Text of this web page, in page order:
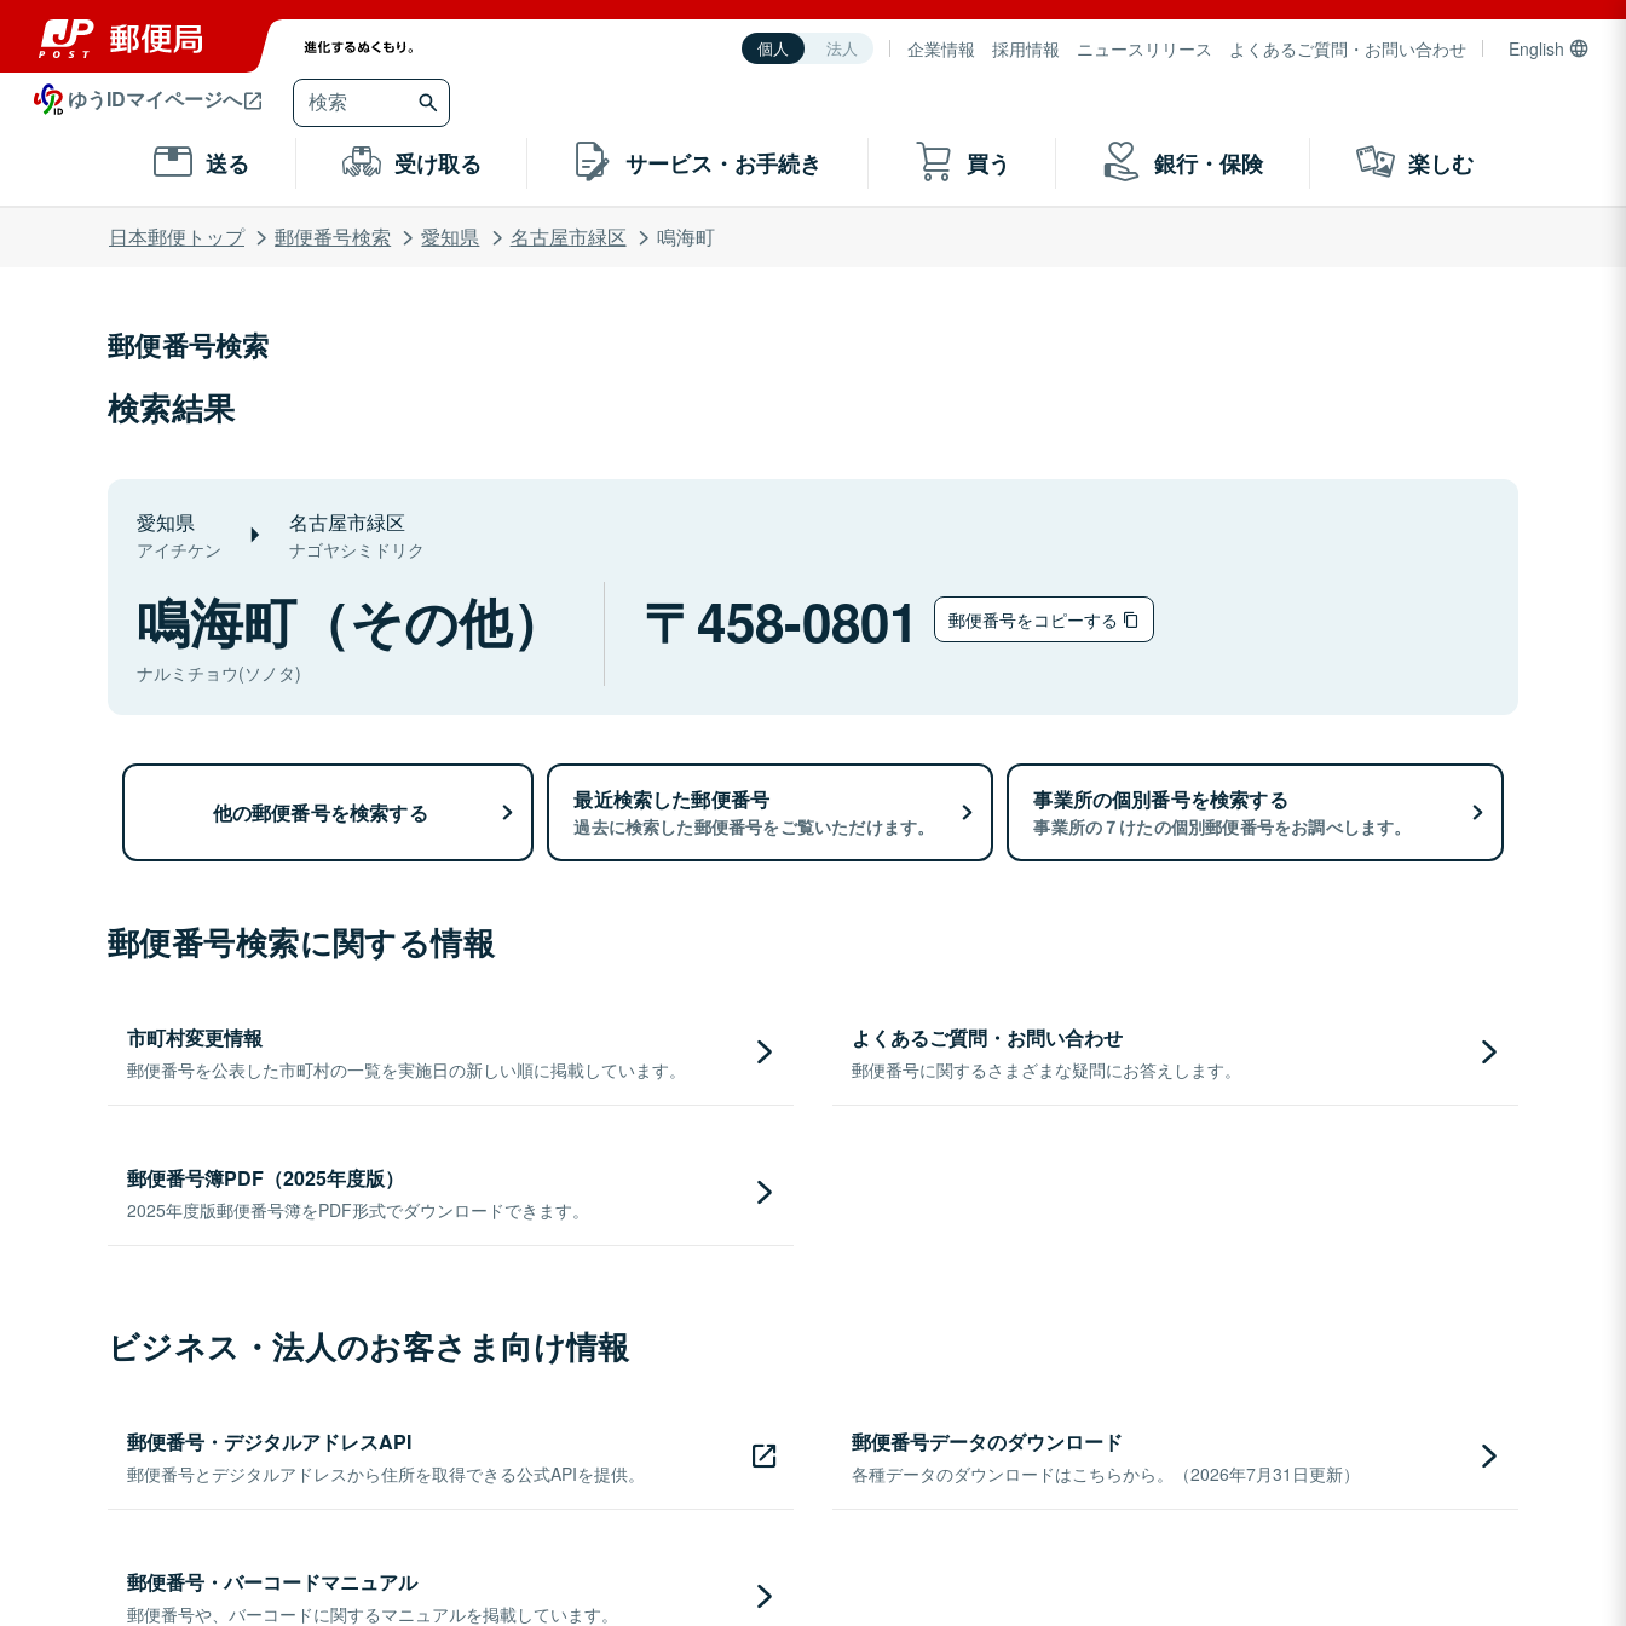
個人 法人 企業情報 採用情報 ニュースリリース よくあるご質問・お問い合わせ English
ゆうIDマイページへ
送る 受け取る サービス・お手続き 買う 銀行・保険 楽しむ
日本郵便トップ 郵便番号検索 愛知県 名古屋市緑区 鳴海町
郵便番号検索
検索結果
愛知県
アイチケン
名古屋市緑区
ナゴヤシミドリク
鳴海町（その他）
ナルミチョウ(ソノタ)
458-0801 郵便番号をコピーする
他の郵便番号を検索する 最近検索した郵便番号
過去に検索した郵便番号をご覧いただけます。
事業所の個別番号を検索する
事業所の７けたの個別郵便番号をお調べします。
郵便番号検索に関する情報
市町村変更情報
郵便番号を公表した市町村の一覧を実施日の新しい順に掲載しています。
よくあるご質問・お問い合わせ
郵便番号に関するさまざまな疑問にお答えします。
郵便番号簿PDF（2025年度版）
2025年度版郵便番号簿をPDF形式でダウンロードできます。
ビジネス・法人のお客さま向け情報
郵便番号・デジタルアドレスAPI
郵便番号とデジタルアドレスから住所を取得できる公式APIを提供。
郵便番号データのダウンロード
各種データのダウンロードはこちらから。（2026年7月31日更新）
郵便番号・バーコードマニュアル
郵便番号や、バーコードに関するマニュアルを掲載しています。